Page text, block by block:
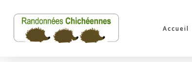
content
Accueil